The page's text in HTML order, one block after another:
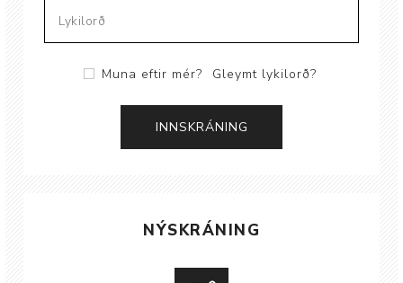
Muna eftir mér? Gleymt lykilorð?
NÝSKRÁNING